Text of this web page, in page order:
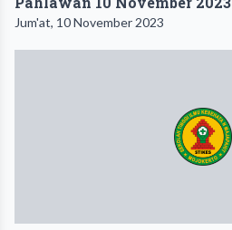
Jum'at, 10 November 2023